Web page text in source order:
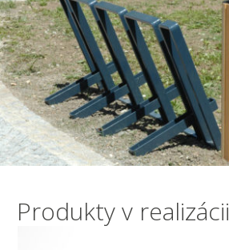
Produkty v realizácii